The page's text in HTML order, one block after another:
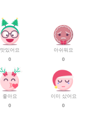
맛있어요
0
좋아요
0
아쉬워요
0
이미 샀어요
0